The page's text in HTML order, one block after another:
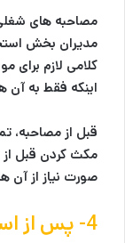
مصاحبه های
مدیران بخش
کلامی لازم برای
اینکه فقط به آن
قبل از مصاحبه،
مکث کردن قبل از
صورت نیاز از آن
4- پس از استخدام شدن متوقف نشوید: